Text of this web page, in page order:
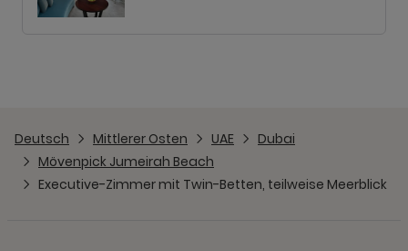
Deutsch Mittlerer Osten UAE
Dubai
Mövenpick Jumeirah Beach
Executive-Zimmer mit Twin-Betten, teilweise Meerblick